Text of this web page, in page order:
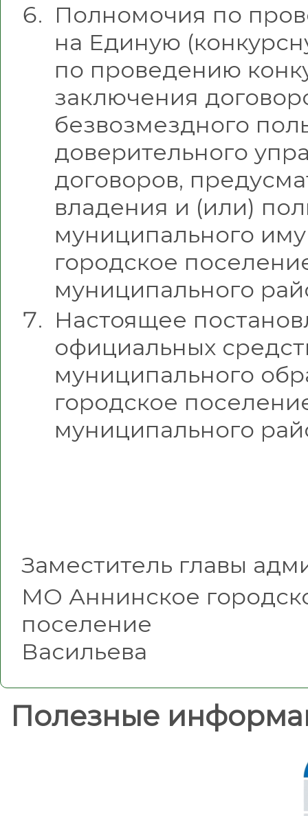
Полномочия по
на Единую
по проведению
заключения
безвозмездного
доверительного
договоров,
владения и (или)
муниципального
городское
муниципального
Настоящее
официальных
муниципального
городское
муниципального
Заместитель главы
МО Аннинское
Васильева
Полезные